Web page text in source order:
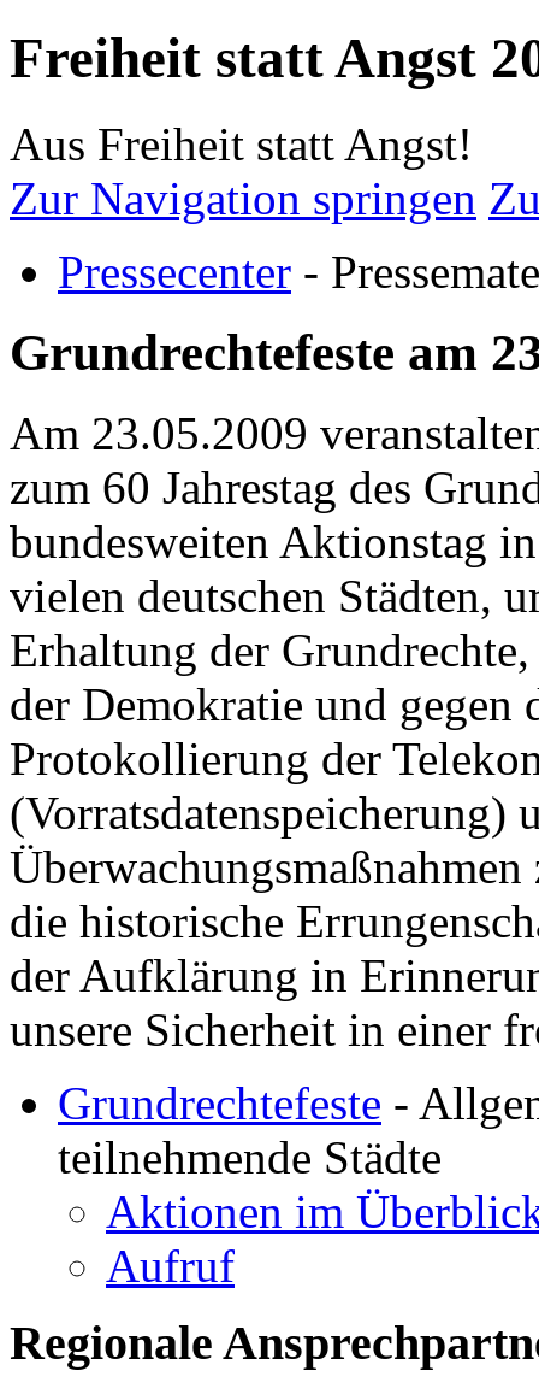
Freiheit statt Angst
Aus Freiheit statt Angst!
Zur Navigation springen
Pressecenter -
Grundrechtefeste am
Am 23.05.2009
zum 60 Jahrestag des
bundesweiten Aktionstag
vielen deutschen Städten,
Erhaltung der
der Demokratie und gegen
Protokollierung der
(Vorratsdatenspeicherung)
die historische
der Aufklärung in
unsere Sicherheit in einer
Grundrechtefeste -
teilnehmende Städte
Aktionen im
Aufruf
Regionale